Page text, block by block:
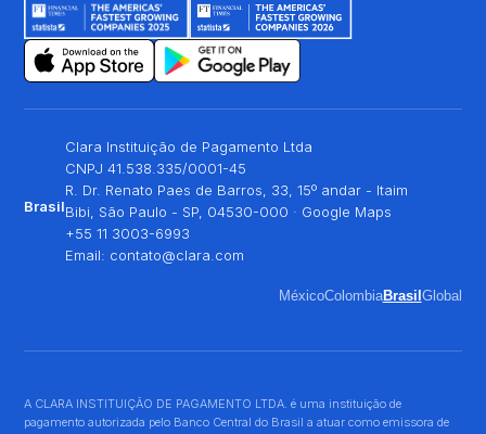
Brasil
Clara Instituição de Pagamento Ltda
CNPJ 41.538.335/0001-45
R. Dr. Renato Paes de Barros, 33, 15º andar - Itaim
Bibi, São Paulo - SP, 04530-000 · Google Maps
+55 11 3003-6993
Email: contato@clara.com
MéxicoColombiaBrasil Global
A CLARA INSTITUIÇÃO DE PAGAMENTO LTDA. é uma instituição de
pagamento autorizada pelo Banco Central do Brasil a atuar como emissora de